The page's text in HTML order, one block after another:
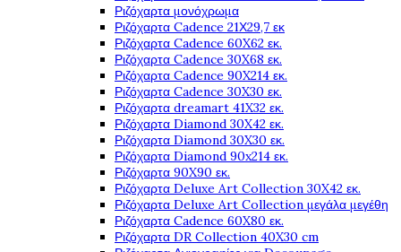
Ριζόχαρτα μονόχρωμα
Ριζόχαρτα Cadence 21Χ29,7 εκ
Ριζόχαρτα Cadence 60X62 εκ.
Ριζόχαρτα Cadence 30X68 εκ.
Ριζόχαρτα Cadence 90X214 εκ.
Ριζόχαρτα Cadence 30X30 εκ.
Ριζόχαρτα dreamart 41X32 εκ.
Ριζόχαρτα Diamond 30X42 εκ.
Ριζόχαρτα Diamond 30X30 εκ.
Ριζόχαρτα Diamond 90x214 εκ.
Ριζόχαρτα 90X90 εκ.
Ριζόχαρτα Deluxe Art Collection 30X42 εκ.
Ριζόχαρτα Deluxe Art Collection μεγάλα μεγέθη
Ριζόχαρτα Cadence 60X80 εκ.
Ριζόχαρτα DR Collection 40X30 cm